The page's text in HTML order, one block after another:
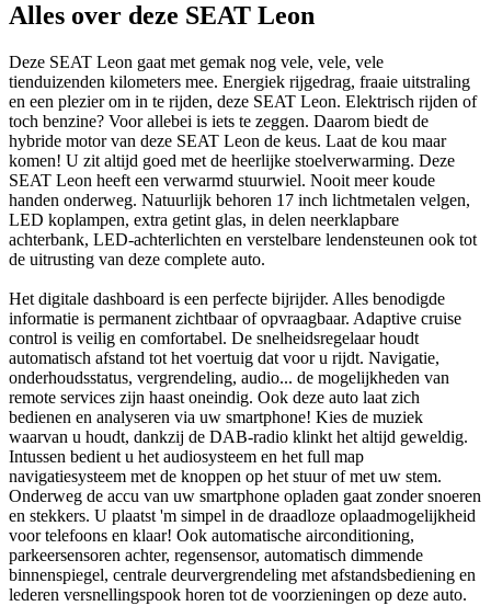
Alles over deze SEAT Leon
Deze SEAT Leon gaat met gemak nog vele, vele, vele
tienduizenden kilometers mee. Energiek rijgedrag, fraaie uitstraling
en een plezier om in te rijden, deze SEAT Leon. Elektrisch rijden of
toch benzine? Voor allebei is iets te zeggen. Daarom biedt de
hybride motor van deze SEAT Leon de keus. Laat de kou maar
komen! U zit altijd goed met de heerlijke stoelverwarming. Deze
SEAT Leon heeft een verwarmd stuurwiel. Nooit meer koude
handen onderweg. Natuurlijk behoren 17 inch lichtmetalen velgen,
LED koplampen, extra getint glas, in delen neerklapbare
achterbank, LED-achterlichten en verstelbare lendensteunen ook tot
de uitrusting van deze complete auto.
Het digitale dashboard is een perfecte bijrijder. Alles benodigde
informatie is permanent zichtbaar of opvraagbaar. Adaptive cruise
control is veilig en comfortabel. De snelheidsregelaar houdt
automatisch afstand tot het voertuig dat voor u rijdt. Navigatie,
onderhoudsstatus, vergrendeling, audio... de mogelijkheden van
remote services zijn haast oneindig. Ook deze auto laat zich
bedienen en analyseren via uw smartphone! Kies de muziek
waarvan u houdt, dankzij de DAB-radio klinkt het altijd geweldig.
Intussen bedient u het audiosysteem en het full map
navigatiesysteem met de knoppen op het stuur of met uw stem.
Onderweg de accu van uw smartphone opladen gaat zonder snoeren
en stekkers. U plaatst 'm simpel in de draadloze oplaadmogelijkheid
voor telefoons en klaar! Ook automatische airconditioning,
parkeersensoren achter, regensensor, automatisch dimmende
binnenspiegel, centrale deurvergrendeling met afstandsbediening en
lederen versnellingspook horen tot de voorzieningen op deze auto.